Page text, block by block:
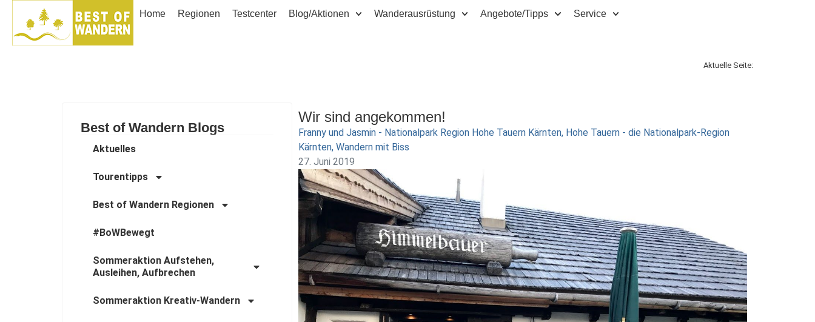
Home Regionen Testcenter Blog/Aktionen Wanderausrüstung Angebote/Tipps Service
Aktuelle Seite:
Best of Wandern Blogs
Aktuelles
Tourentipps
Best of Wandern Regionen
#BoWBewegt
Sommeraktion Aufstehen,
Ausleihen, Aufbrechen
Sommeraktion Kreativ-Wandern
Wir sind angekommen!
Franny und Jasmin - Nationalpark Region Hohe Tauern Kärnten, Hohe Tauern - die Nationalpark-Region
Kärnten, Wandern mit Biss
27. Juni 2019